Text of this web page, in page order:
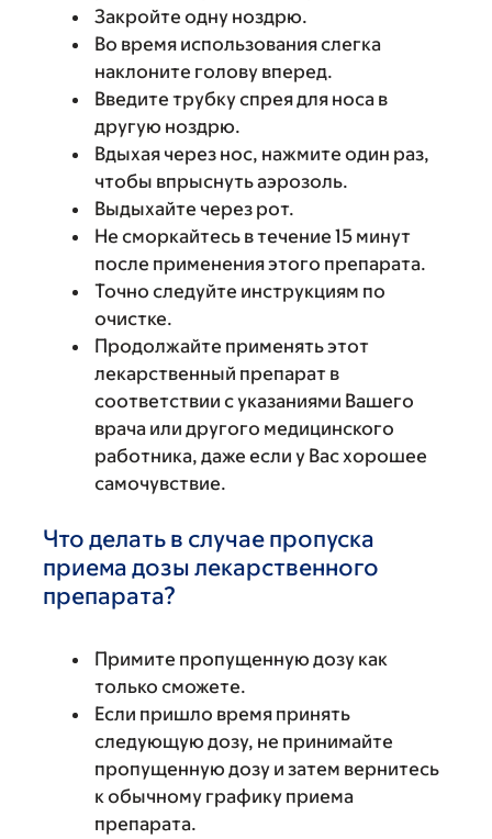
Закройте одну ноздрю.
Во время использования слегка
наклоните голову вперед.
Введите трубку спрея для носа в
другую ноздрю.
Вдыхая через нос, нажмите один раз,
чтобы впрыснуть аэрозоль.
Выдыхайте через рот.
Не сморкайтесь в течение 15 минут
после применения этого препарата.
Точно следуйте инструкциям по
очистке.
Продолжайте применять этот
лекарственный препарат в
соответствии с указаниями Вашего
врача или другого медицинского
работника, даже если у Вас хорошее
самочувствие.
Что делать в случае пропуска
приема дозы лекарственного
препарата?
Примите пропущенную дозу как
только сможете.
Если пришло время принять
следующую дозу, не принимайте
пропущенную дозу и затем вернитесь
к обычному графику приема
препарата.